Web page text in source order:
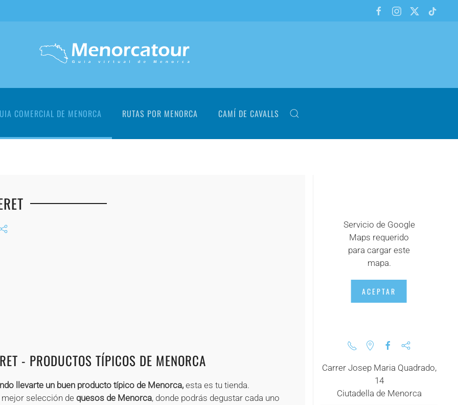
COMERCIAL DE MENORCA RUTAS POR MENORCA CAMÍ DE CAVALLS
- PRODUCTOS TÍPICOS DE MENORCA
llevarte un buen producto típico de Menorca,esta es tu tienda.
selección de quesos de Menorca, donde podrás degustar cada uno
Servicio de Google
Maps requerido
para cargar este
mapa.
ACEPTAR
Carrer Josep Maria Quadrado,
14
Ciutadella de Menorca